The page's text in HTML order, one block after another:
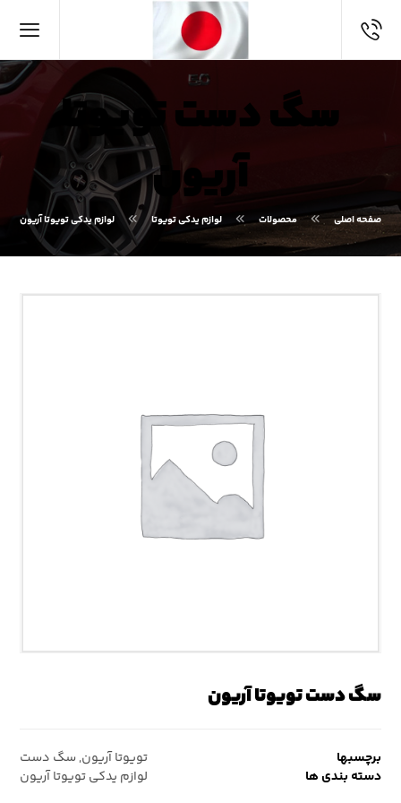
سگ دست تویوتا
آریون
صفحه اصلی محصولات لوازم یدکی تویوتا لوازم یدکی تویوتا آریون
سگ دست تویوتا آریون
برچسبها تویوتا آریون,سگ دست
دسته بندی ها
لوازم یدکی تویوتا آریون